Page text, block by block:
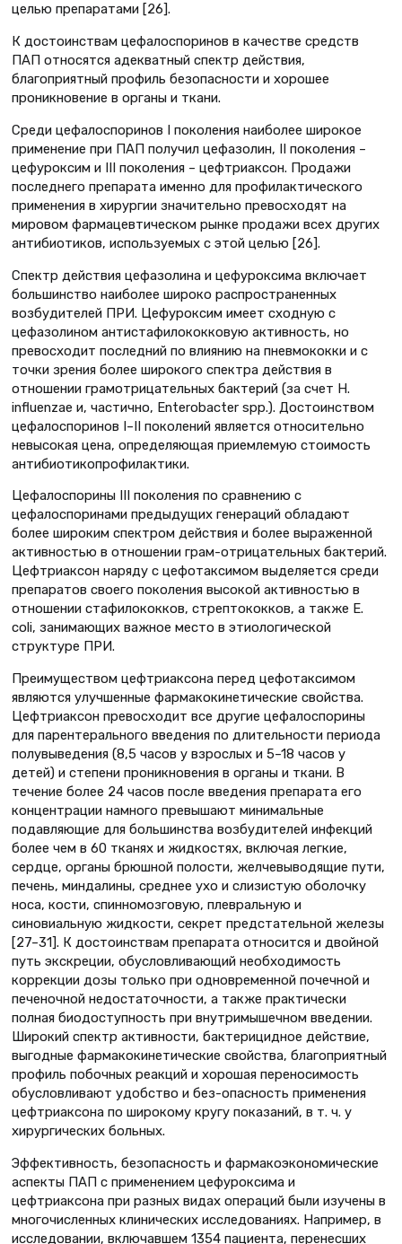
целью препаратами [26].
К достоинствам цефалоспоринов в качестве средств
ПАП относятся адекватный спектр действия,
благоприятный профиль безопасности и хорошее
проникновение в органы и ткани.
Среди цефалоспоринов I поколения наиболее широкое
применение при ПАП получил цефазолин, II поколения –
цефуроксим и III поколения – цефтриаксон. Продажи
последнего препарата именно для профилактического
применения в хирургии значительно превосходят на
мировом фармацевтическом рынке продажи всех других
антибиотиков, используемых с этой целью [26].
Спектр действия цефазолина и цефуроксима включает
большинство наиболее широко распространенных
возбудителей ПРИ. Цефуроксим имеет сходную с
цефазолином антистафилококковую активность, но
превосходит последний по влиянию на пневмококки и с
точки зрения более широкого спектра действия в
отношении грамотрицательных бактерий (за счет H.
influenzae и, частично, Enterobacter spp.). Достоинством
цефалоспоринов I–II поколений является относительно
невысокая цена, определяющая приемлемую стоимость
антибиотикопрофилактики.
Цефалоспорины III поколения по сравнению с
цефалоспоринами предыдущих генераций обладают
более широким спектром действия и более выраженной
активностью в отношении грам-отрицательных бактерий.
Цефтриаксон наряду с цефотаксимом выделяется среди
препаратов своего поколения высокой активностью в
отношении стафилококков, стрептококков, а также E.
coli, занимающих важное место в этиологической
структуре ПРИ.
Преимуществом цефтриаксона перед цефотаксимом
являются улучшенные фармакокинетические свойства.
Цефтриаксон превосходит все другие цефалоспорины
для парентерального введения по длительности периода
полувыведения (8,5 часов у взрослых и 5–18 часов у
детей) и степени проникновения в органы и ткани. В
течение более 24 часов после введения препарата его
концентрации намного превышают минимальные
подавляющие для большинства возбудителей инфекций
более чем в 60 тканях и жидкостях, включая легкие,
сердце, органы брюшной полости, желчевыводящие пути,
печень, миндалины, среднее ухо и слизистую оболочку
носа, кости, спинномозговую, плевральную и
синовиальную жидкости, секрет предстательной железы
[27–31]. К достоинствам препарата относится и двойной
путь экскреции, обусловливающий необходимость
коррекции дозы только при одновременной почечной и
печеночной недостаточности, а также практически
полная биодоступность при внутримышечном введении.
Широкий спектр активности, бактерицидное действие,
выгодные фармакокинетические свойства, благоприятный
профиль побочных реакций и хорошая переносимость
обусловливают удобство и без-опасность применения
цефтриаксона по широкому кругу показаний, в т. ч. у
хирургических больных.
Эффективность, безопасность и фармакоэкономические
аспекты ПАП с применением цефуроксима и
цефтриаксона при разных видах операций были изучены в
многочисленных клинических исследованиях. Например, в
исследовании, включавшем 1354 пациента, перенесших